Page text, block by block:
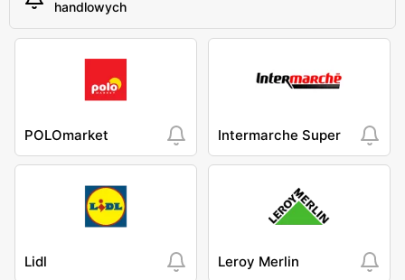
handlowych
POLOmarket Intermarche Super
Lidl Leroy Merlin